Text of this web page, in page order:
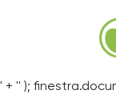
' + '' );